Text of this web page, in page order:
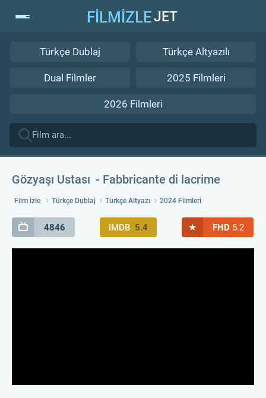
FİLMİZLEJET
Türkçe Dublaj Türkçe Altyazılı
Dual Filmler 2025 Filmleri
2026 Filmleri
Gözyaşı Ustası Fabbricante di lacrime
Film izle Türkçe Dublaj Türkçe Altyazı 2024 Filmleri
4846 IMDB 5.4 ★ FHD 5.2